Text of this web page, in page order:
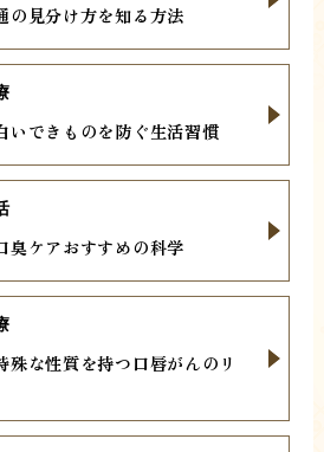
の見分け方を知る方法
いできものを防ぐ生活習慣
臭ケアおすすめの科学
殊な性質を持つ口唇がんのリ